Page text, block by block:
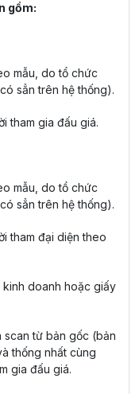
gồm:
mẫu, do tổ chức
sẳn trên hệ thống).
tham gia đấu giá.
mẫu, do tổ chức
sẳn trên hệ thống).
tham đại diện theo
doanh hoặc giấy
scan từ bản gốc (bản
thống nhất cùng
gia đấu giá.